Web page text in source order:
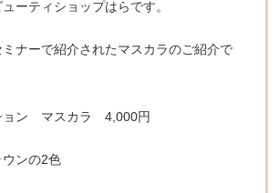
ーティショップはらです。
ナーで紹介されたマスカラのご紹介で
ョン マスカラ 4,000円
ンの2色